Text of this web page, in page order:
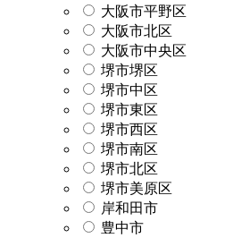
大阪市平野区
大阪市北区
大阪市中央区
堺市堺区
堺市中区
堺市東区
堺市西区
堺市南区
堺市北区
堺市美原区
岸和田市
豊中市